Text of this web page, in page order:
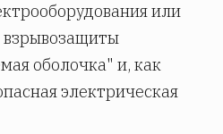
или
оболочка" и, как
электрическая